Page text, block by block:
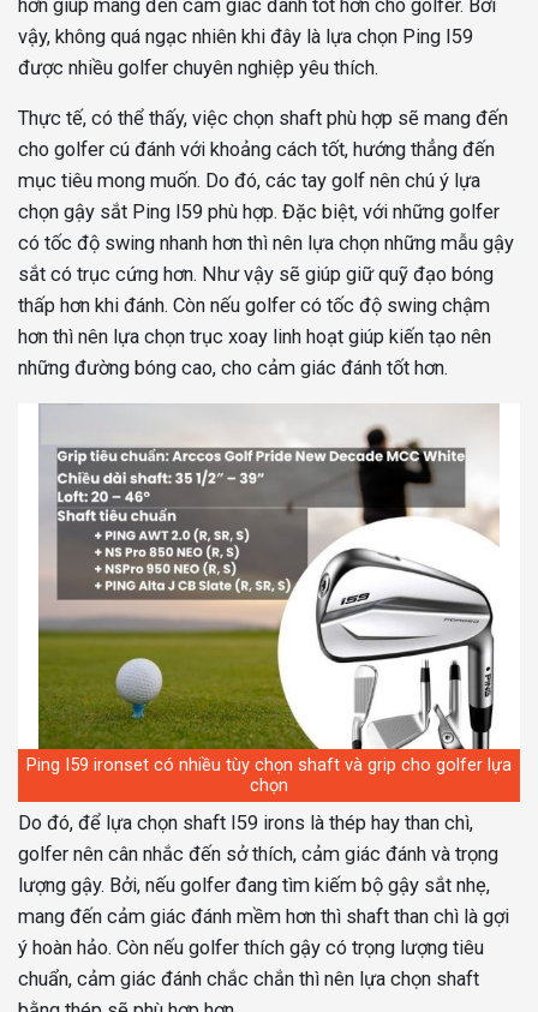
hơn giúp mang đến cảm giác đánh tốt hơn cho golfer. Bởi
vậy, không quá ngạc nhiên khi đây là lựa chọn Ping I59
được nhiều golfer chuyên nghiệp yêu thích.
Thực tế, có thể thấy, việc chọn shaft phù hợp sẽ mang đến
cho golfer cú đánh với khoảng cách tốt, hướng thẳng đến
mục tiêu mong muốn. Do đó, các tay golf nên chú ý lựa
chọn gậy sắt Ping I59 phù hợp. Đặc biệt, với những golfer
có tốc độ swing nhanh hơn thì nên lựa chọn những mẫu gậy
sắt có trục cứng hơn. Như vậy sẽ giúp giữ quỹ đạo bóng
thấp hơn khi đánh. Còn nếu golfer có tốc độ swing chậm
hơn thì nên lựa chọn trục xoay linh hoạt giúp kiến tạo nên
những đường bóng cao, cho cảm giác đánh tốt hơn.
Ping I59 ironset có nhiều tùy chọn shaft và grip cho golfer lựa
chọn
Do đó, để lựa chọn shaft I59 irons là thép hay than chì,
golfer nên cân nhắc đến sở thích, cảm giác đánh và trọng
lượng gậy. Bởi, nếu golfer đang tìm kiếm bộ gậy sắt nhẹ,
mang đến cảm giác đánh mềm hơn thì shaft than chì là gợi
ý hoàn hảo. Còn nếu golfer thích gậy có trọng lượng tiêu
chuẩn, cảm giác đánh chắc chắn thì nên lựa chọn shaft